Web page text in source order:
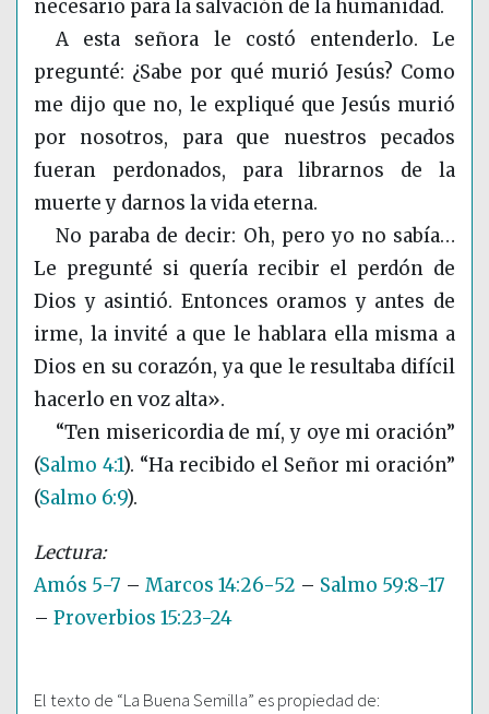
necesario para la salvación de la humanidad.
A esta señora le costó entenderlo. Le
pregunté: ¿Sabe por qué murió Jesús? Como
me dijo que no, le expliqué que Jesús murió
por nosotros, para que nuestros pecados
fueran perdonados, para librarnos de la
muerte y darnos la vida eterna.
No paraba de decir: Oh, pero yo no sabía…
Le pregunté si quería recibir el perdón de
Dios y asintió. Entonces oramos y antes de
irme, la invité a que le hablara ella misma a
Dios en su corazón, ya que le resultaba difícil
hacerlo en voz alta».
“Ten misericordia de mí, y oye mi oración”
(Salmo 4:1). “Ha recibido el Señor mi oración”
(Salmo 6:9).
Amós 5-7 – Marcos 14:26-52 – Salmo 59:8-17
– Proverbios 15:23-24
El texto de “La Buena Semilla” es propiedad de: